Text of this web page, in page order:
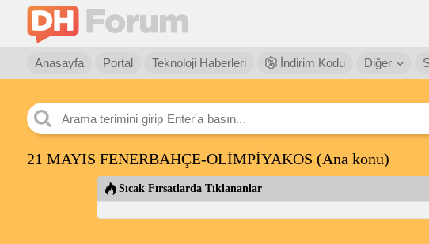
Anasayfa Portal Teknoloji Haberleri İndirim Kodu Diğer
21 MAYIS FENERBAHÇE-OLİMPİYAKOS (Ana konu)
Sıcak Fırsatlarda Tıklananlar